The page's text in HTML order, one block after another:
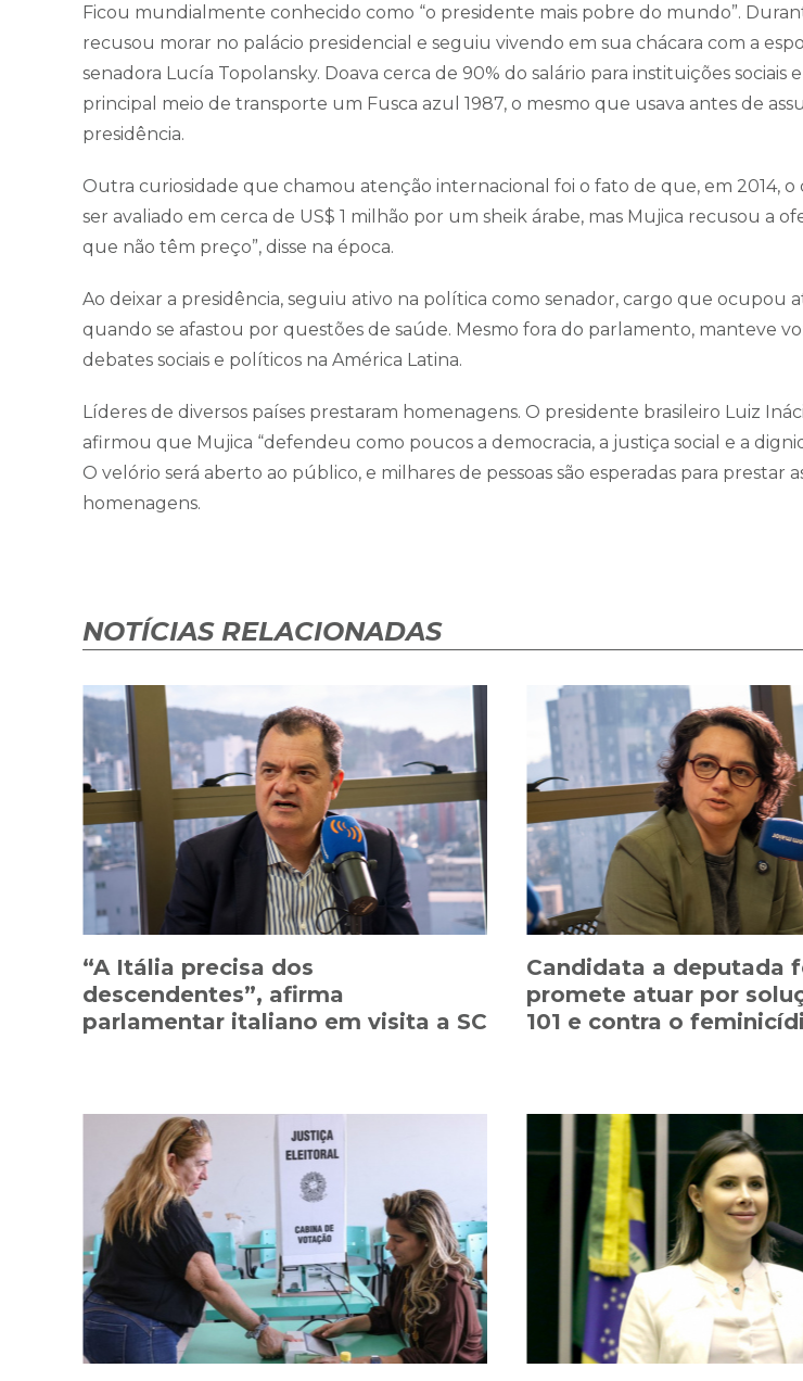
Ficou mundialmente conhecido como “o presidente mais pobre do mundo”.
recusou morar no palácio presidencial e seguiu vivendo em sua chácara com a
senadora Lucía Topolansky. Doava cerca de 90% do salário para instituições sociais
principal meio de transporte um Fusca azul 1987, o mesmo que usava antes de
presidência.
Outra curiosidade que chamou atenção internacional foi o fato de que, em 2014, o
ser avaliado em cerca de US$ 1 milhão por um sheik árabe, mas Mujica recusou a
que não têm preço”, disse na época.
Ao deixar a presidência, seguiu ativo na política como senador, cargo que ocupou
quando se afastou por questões de saúde. Mesmo fora do parlamento, manteve
debates sociais e políticos na América Latina.
Líderes de diversos países prestaram homenagens. O presidente brasileiro Luiz
afirmou que Mujica “defendeu como poucos a democracia, a justiça social e a
O velório será aberto ao público, e milhares de pessoas são esperadas para prestar
homenagens.
NOTÍCIAS RELACIONADAS
“A Itália precisa dos
descendentes”, afirma
parlamentar italiano em visita a SC
Candidata a deputada
promete atuar por
101 e contra o